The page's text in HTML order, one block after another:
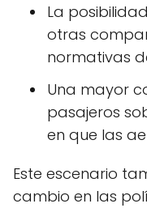
La
otras
normativas
Una mayor
pasajeros
en que las
Este escenario
cambio en las